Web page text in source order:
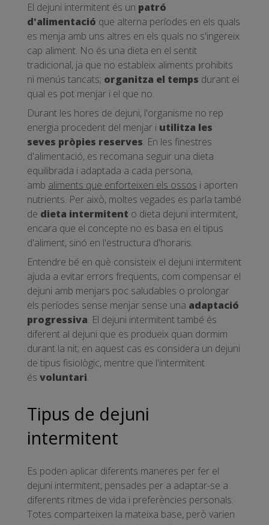
El dejuni intermitent és un patró
d'alimentació que alterna períodes en els quals
es menja amb uns altres en els quals no s'ingereix
cap aliment. No és una dieta en el sentit
tradicional, ja que no estableix aliments prohibits
ni menús tancats; organitza el temps durant el
qual es pot menjar i el que no.
Durant les hores de dejuni, l'organisme no rep
energia procedent del menjar i utilitza les
seves pròpies reserves. En les finestres
d'alimentació, es recomana seguir una dieta
equilibrada i adaptada a cada persona,
amb aliments que enforteixen els ossos i aporten
nutrients. Per això, moltes vegades es parla també
de dieta intermitent o dieta dejuni intermitent,
encara que el concepte no es basa en el tipus
d'aliment, sinó en l'estructura d'horaris.
Entendre bé en què consisteix el dejuni intermitent
ajuda a evitar errors freqüents, com compensar el
dejuni amb menjars poc saludables o prolongar
els períodes sense menjar sense una adaptació
progressiva. El dejuni intermitent també és
diferent al dejuni que es produeix quan dormim
durant la nit; en aquest cas es considera un dejuni
de tipus fisiològic, mentre que l'intermitent
és voluntari.
Tipus de dejuni
intermitent
Es poden aplicar diferents maneres per fer el
dejuni intermitent, pensades per a adaptar-se a
diferents ritmes de vida i preferències personals.
Totes comparteixen la mateixa base, però varien